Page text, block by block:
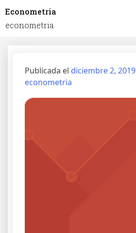
Econometria
econometria
Publicada el diciembre 2, 2019
econometria